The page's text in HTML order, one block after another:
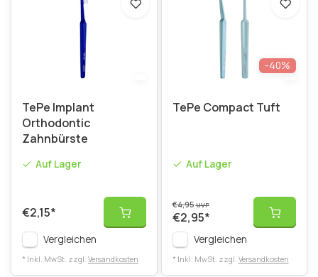
TePe Implant
Orthodontic
Zahnbürste
Auf Lager
€2,15*
Vergleichen
* Inkl. MwSt. zzgl. Versandkosten
-40%
TePe Compact Tuft
Auf Lager
€4,95UVP
€2,95*
Vergleichen
* Inkl. MwSt. zzgl. Versandkosten